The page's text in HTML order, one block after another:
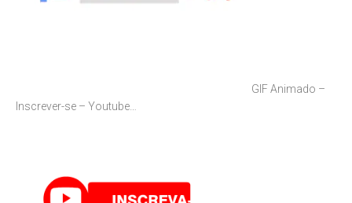
GIF Animado –
Inscrever-se – Youtube…